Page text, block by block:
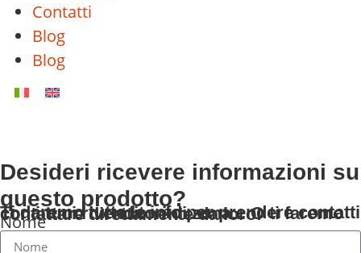
Contatti
Blog
Blog
Desideri ricevere informazioni su
questo prodotto?
Ti daremo tutte le info per prendere contatti con i tuoi rivenditori di zona... O ti faremo contattare direttamente da loro!
Nome